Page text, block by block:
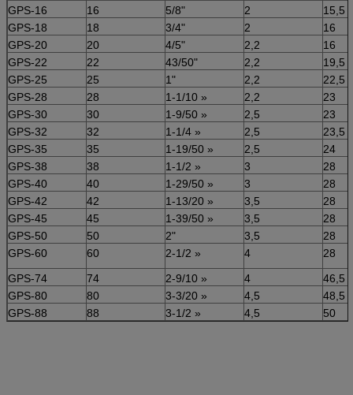
GPS-16
16 5/8" 2
15,5
GPS-18
18 3/4" 2
16
GPS-20
20 4/5" 2,2
16
GPS-22
22 43/50" 2,2
19,5
GPS-25
25 1" 2,2
22,5
GPS-28
28 1-1/10 » 2,2
23
GPS-30
30 1-9/50 » 2,5
23
GPS-32
32 1-1/4 » 2,5
23,5
GPS-35
35 1-19/50 » 2,5
24
GPS-38
38 1-1/2 » 3
28
GPS-40
40 1-29/50 » 3
28
GPS-42
42 1-13/20 » 3,5
28
GPS-45
45 1-39/50 » 3,5
28
GPS-50
50 2" 3,5
28
GPS-60
60 2-1/2 » 4
28
GPS-74
74 2-9/10 » 4
46,5
GPS-80
80 3-3/20 » 4,5
48,5
GPS-88
88 3-1/2 » 4,5
50